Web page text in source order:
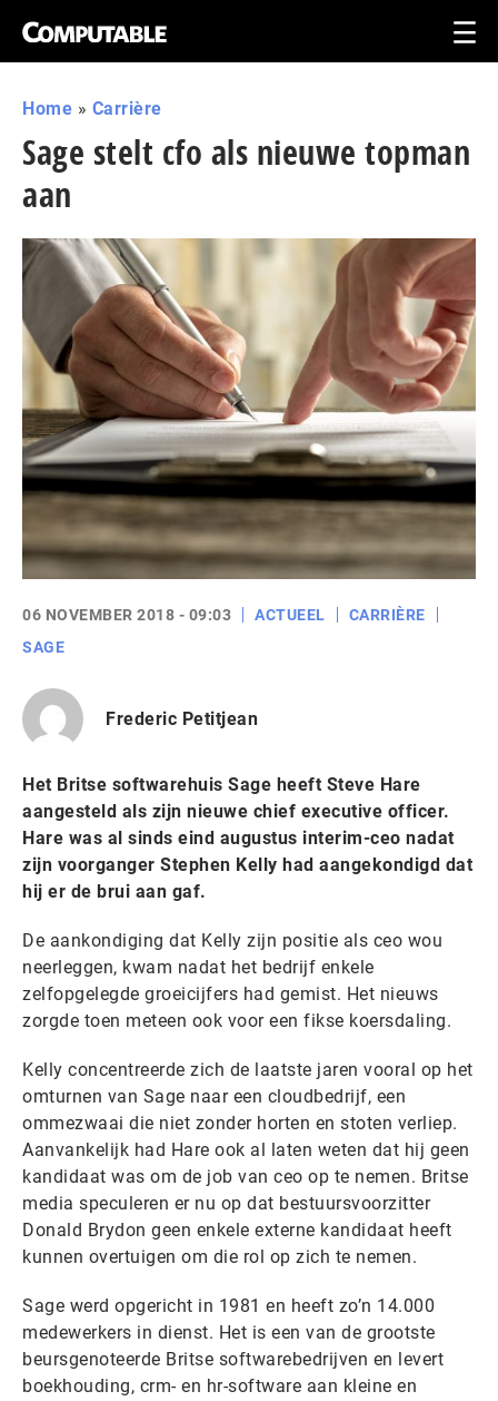
Home » Carrière
Sage stelt cfo als nieuwe topman
aan
06 NOVEMBER 2018 - 09:03 ACTUEEL
CARRIÈRE
SAGE
Frederic Petitjean
Het Britse softwarehuis Sage heeft Steve Hare
aangesteld als zijn nieuwe chief executive officer.
Hare was al sinds eind augustus interim-ceo nadat
zijn voorganger Stephen Kelly had aangekondigd dat
hij er de brui aan gaf.
De aankondiging dat Kelly zijn positie als ceo wou
neerleggen, kwam nadat het bedrijf enkele
zelfopgelegde groeicijfers had gemist. Het nieuws
zorgde toen meteen ook voor een fikse koersdaling.
Kelly concentreerde zich de laatste jaren vooral op het
omturnen van Sage naar een cloudbedrijf, een
ommezwaai die niet zonder horten en stoten verliep.
Aanvankelijk had Hare ook al laten weten dat hij geen
kandidaat was om de job van ceo op te nemen. Britse
media speculeren er nu op dat bestuursvoorzitter
Donald Brydon geen enkele externe kandidaat heeft
kunnen overtuigen om die rol op zich te nemen.
Sage werd opgericht in 1981 en heeft zo’n 14.000
medewerkers in dienst. Het is een van de grootste
beursgenoteerde Britse softwarebedrijven en levert
boekhouding, crm- en hr-software aan kleine en